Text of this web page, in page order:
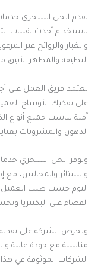
تقدم الحل السحري
باستخدام أحدث تقنيات
والغبار والروائح غير
النظيفة والمظهر
يعتمد فريق العمل على
على تفكيك الأوساخ
آمنة تناسب جميع أنواع
الدهون والمشروبات
وتوفر الحل السحري
والستائر والمجالس، مع
اليوم حسب طلب العميل.
القضاء على البكتيريا
وتحرص الشركة على
مناسبة مع جودة عالية
الشركات الموثوقة في